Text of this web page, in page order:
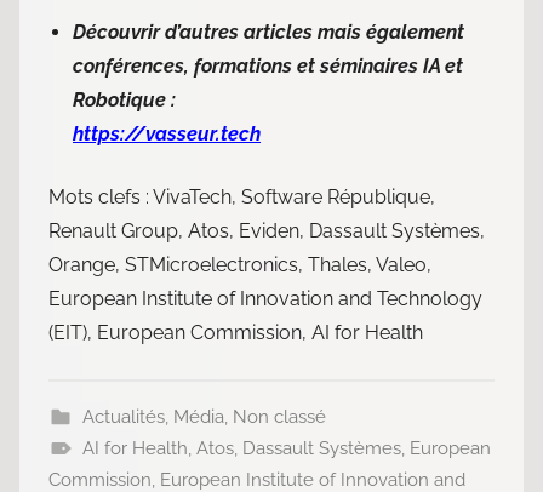
Découvrir d’autres articles mais également
conférences, formations et séminaires IA et
Robotique :
https://vasseur.tech
Mots clefs : VivaTech, Software République,
Renault Group, Atos, Eviden, Dassault Systèmes,
Orange, STMicroelectronics, Thales, Valeo,
European Institute of Innovation and Technology
(EIT), European Commission, AI for Health
Actualités, Média, Non classé
AI for Health, Atos, Dassault Systèmes, European
Commission, European Institute of Innovation and